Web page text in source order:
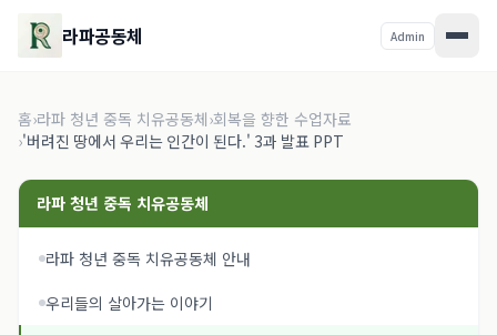
라파공동체 Admin
홈›라파 청년 중독 치유공동체›회복을 향한 수업자료
›'버려진 땅에서 우리는 인간이 된다.' 3과 발표 PPT
라파 청년 중독 치유공동체
라파 청년 중독 치유공동체 안내
우리들의 살아가는 이야기